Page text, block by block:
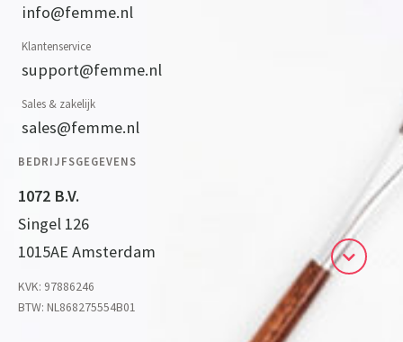
info@femme.nl
Klantenservice
support@femme.nl
Sales & zakelijk
sales@femme.nl
BEDRIJFSGEGEVENS
1072 B.V.
Singel 126
1015AE Amsterdam
KVK: 97886246
BTW: NL868275554B01